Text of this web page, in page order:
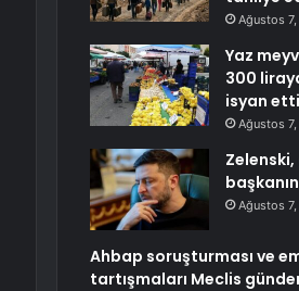
Ağustos
Yaz
300
isyan etti
Ağustos
Ağustos
Ahbap soruşturması ve
tartışmaları Meclis